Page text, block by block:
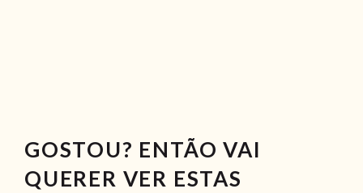
GOSTOU? ENTÃO VAI
QUERER VER ESTAS